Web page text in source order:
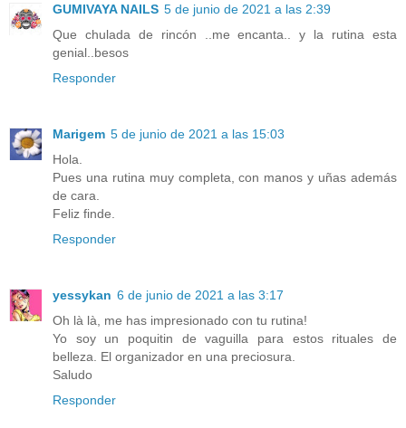
GUMIVAYA NAILS 5 de junio de 2021 a las 2:39
Que chulada de rincón ..me encanta.. y la rutina esta
genial..besos
Responder
Marigem 5 de junio de 2021 a las 15:03
Hola.
Pues una rutina muy completa, con manos y uñas además
de cara.
Feliz finde.
Responder
yessykan 6 de junio de 2021 a las 3:17
Oh là là, me has impresionado con tu rutina!
Yo soy un poquitin de vaguilla para estos rituales de
belleza. El organizador en una preciosura.
Saludo
Responder